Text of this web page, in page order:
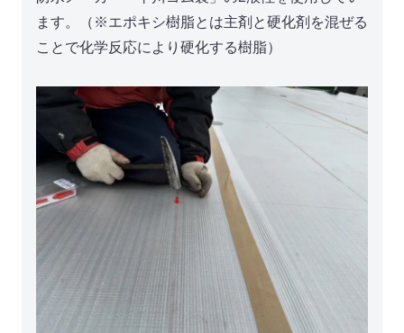
ます。（※エポキシ樹脂とは主剤と硬化剤を混ぜる
ことで化学反応により硬化する樹脂）